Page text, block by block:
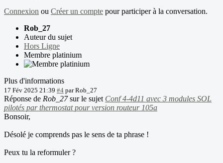
Connexion ou Créer un compte pour participer à la conversation.
Rob_27
Auteur du sujet
Hors Ligne
Membre platinium
Plus d'informations
17 Fév 2025 21:39 #4 parRob_27
Réponse de Rob_27sur le sujet Conf 4-4d11 avec 3 modules SOL
pilotés par thermostat pour version routeur 105a
Bonsoir,
Désolé je comprends pas le sens de ta phrase !
Peux tu la reformuler ?